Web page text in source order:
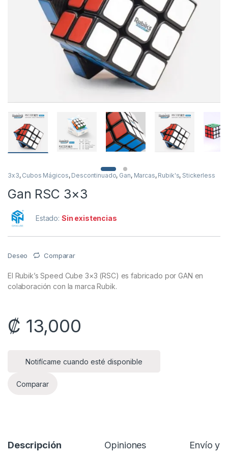
3x3, Cubos Mágicos, Descontinuado, Gan, Marcas, Rubik's, Stickerless
Gan RSC 3×3
Estado: Sin existencias
Deseo Comparar
El Rubik’s Speed Cube 3×3 (RSC) es fabricado por GAN en
colaboración con la marca Rubik.
₡ 13,000
Notifícame cuando esté disponible
Comparar
Descripción Opiniones Envío y